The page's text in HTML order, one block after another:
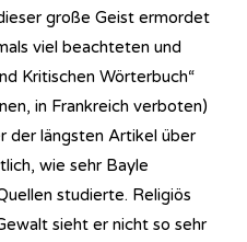
große Geist ermordet
viel beachteten und
Kritischen Wörterbuch“
in Frankreich verboten)
der längsten Artikel über
wie sehr Bayle
studierte. Religiös
sieht er nicht so sehr